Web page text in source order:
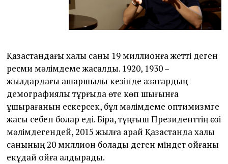
Қазақстандағы халық саны 19 миллионға жетті деген
ресми мәлімдеме жасалды. 1920, 1930 –
жылдардағы ашаршылық кезінде қазақтардың
демографиялық тұрғыда өте көп шығынға
ұшырағанын ескерсек, бұл мәлімдеме оптимизмге
жақсы себеп болар еді. Бірақ, тұңғыш Президенттің өзі
мәлімдегендей, 2015 жылға қарай Қазақстанда халық
санының 20 миллион болады деген міндет қойғаны
екұдай ойға қалдырады.